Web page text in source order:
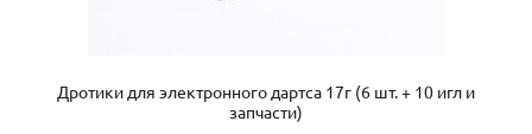
Дротики для электронного дартса 17г (6 шт. + 10 игл и
запчасти)